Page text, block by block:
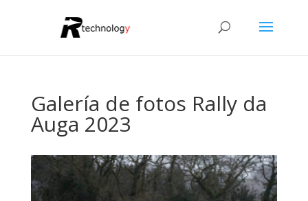
Galería de fotos Rally da
Auga 2023